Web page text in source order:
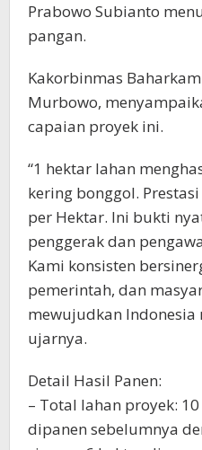
Prabowo Subianto
pangan.
Kakorbinmas
Murbowo,
capaian proyek ini.
“1 hektar lahan
kering bonggol.
per Hektar. Ini bukti
penggerak dan
Kami konsisten
pemerintah, dan
mewujudkan Indonesia
ujarnya.
Detail Hasil Panen:
– Total lahan proyek:
dipanen sebelumnya